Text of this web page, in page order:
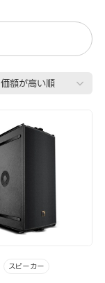
スピーカー